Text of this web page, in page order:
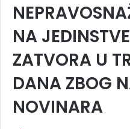
NA
ZATVORA U
DANA ZBOG
NOVINARA